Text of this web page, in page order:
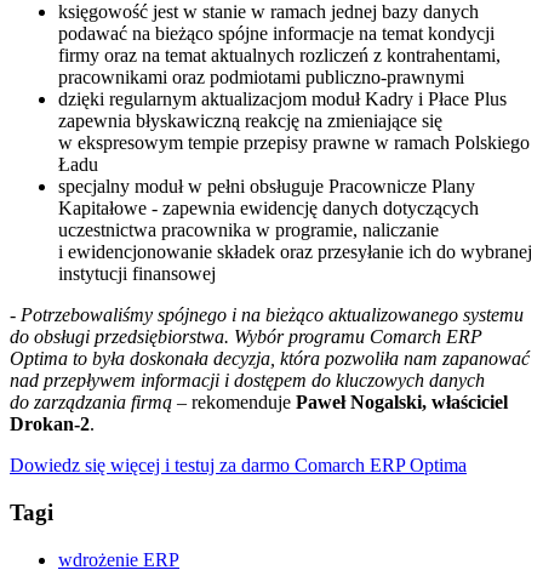
księgowość jest w stanie w ramach jednej bazy danych
podawać na bieżąco spójne informacje na temat kondycji
firmy oraz na temat aktualnych rozliczeń z kontrahentami,
pracownikami oraz podmiotami publiczno-prawnymi
dzięki regularnym aktualizacjom moduł Kadry i Płace Plus
zapewnia błyskawiczną reakcję na zmieniające się
w ekspresowym tempie przepisy prawne w ramach Polskiego
Ładu
specjalny moduł w pełni obsługuje Pracownicze Plany
Kapitałowe - zapewnia ewidencję danych dotyczących
uczestnictwa pracownika w programie, naliczanie
i ewidencjonowanie składek oraz przesyłanie ich do wybranej
instytucji finansowej
- Potrzebowaliśmy spójnego i na bieżąco aktualizowanego systemu
do obsługi przedsiębiorstwa. Wybór programu Comarch ERP
Optima to była doskonała decyzja, która pozwoliła nam zapanować
nad przepływem informacji i dostępem do kluczowych danych
do zarządzania firmą – rekomenduje Paweł Nogalski, właściciel
Drokan-2.
Dowiedz się więcej i testuj za darmo Comarch ERP Optima
Tagi
wdrożenie ERP